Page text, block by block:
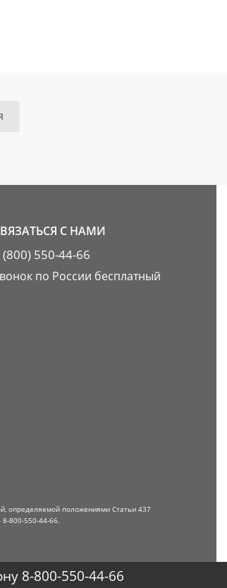
С НАМИ
(800) 550-44-66
по России бесплатный
определяемой положениями Статьи 437
800-550-44-66.
8-800-550-44-66